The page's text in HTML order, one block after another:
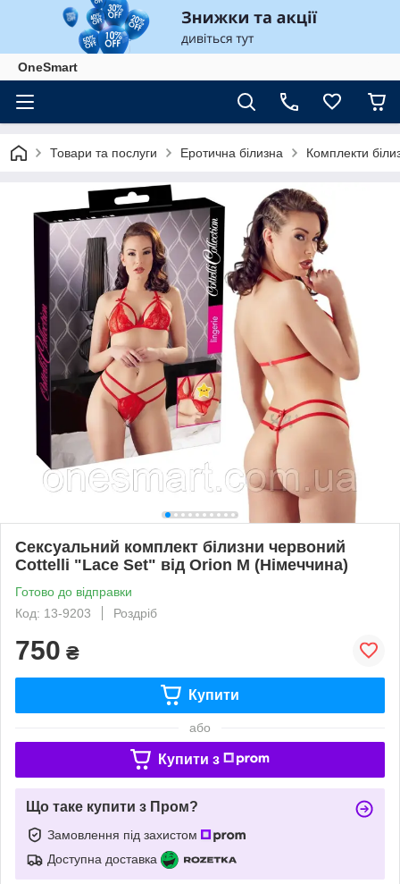
OneSmart
Товари та послуги Еротична білизна Комплекти
Сексуальний комплект білизни червоний
Cottelli "Lace Set" від Orion M (Німеччина)
Готово до відправки
Код: 13-9203
Роздріб
750 ₴
Купити
або
Купити з
Що таке купити з Пром?
Замовлення під захистом
Доступна доставка